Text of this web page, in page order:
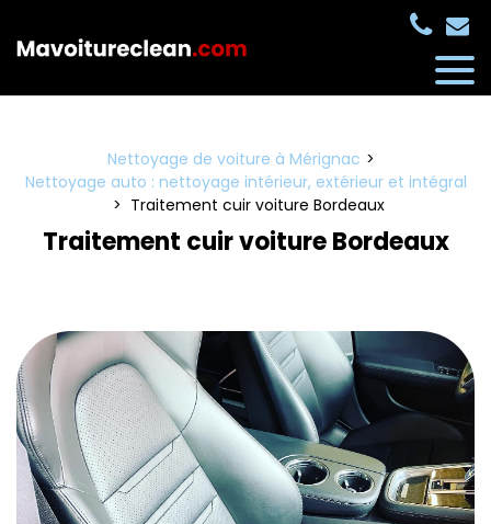
Nettoyage de voiture à Mérignac
Nettoyage auto : nettoyage intérieur, extérieur et intégral
Traitement cuir voiture Bordeaux
Traitement cuir voiture Bordeaux